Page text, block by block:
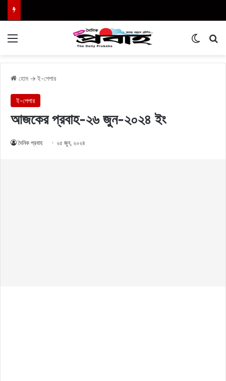
হোম → ই-পেপার
ই-পেপার
আজকের প্রবাহ-২৬ জুন-২০২৪ ইং
দৈনিক প্রবাহ ২৫ জুন, ২০২৪